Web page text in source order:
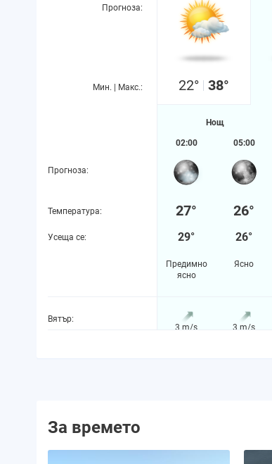
Прогноза:
Мин. | Макс.:
Прогноза:
Температура:
Усеща се:
Вятър:
Вероятност за буря:
22° 38°
Нощ
02:00
27°
29°
Предимно
ясно
3 m/s
0%
05:00
26°
26°
Ясно
3 m/s
0%
За времето